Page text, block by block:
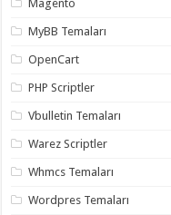
organizasyon,
organizasyon,
organizasyon,
palyaço,
takipçi
twitter
hilesi ,
instagram
takipçi
hilesi
Magento
MyBB Temaları
OpenCart
PHP Scriptler
Vbulletin Temaları
Warez Scriptler
Whmcs Temaları
Wordpres Temaları